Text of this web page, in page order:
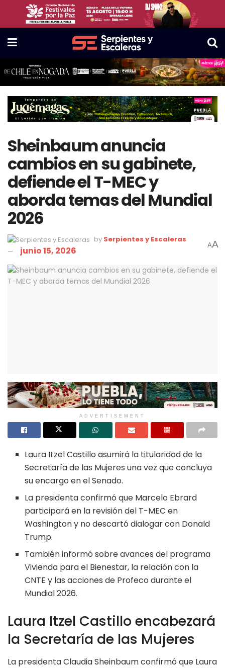
Sheinbaum anuncia
cambios en su gabinete,
defiende el T-MEC y
aborda temas del Mundial
2026
by Serpientes y Escaleras
junio 15, 2026 AA
ADVERTISEMENT
Laura Itzel Castillo asumirá la titularidad de la
Secretaría de las Mujeres una vez que concluya
su encargo en el Senado.
La presidenta confirmó que Marcelo Ebrard
participará en la revisión del T-MEC en
Washington y no descartó dialogar con Donald
Trump.
También informó sobre avances del programa
Vivienda para el Bienestar, la relación con la
CNTE y las acciones de Profeco durante el
Mundial 2026.
Laura Itzel Castillo encabezará
la Secretaría de las Mujeres
La presidenta Claudia Sheinbaum confirmó que Laura